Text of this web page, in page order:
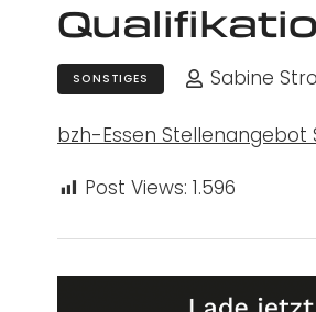
SONSTIGES Sabine
bzh-Essen Stellenangebot
Post Views: 1.596